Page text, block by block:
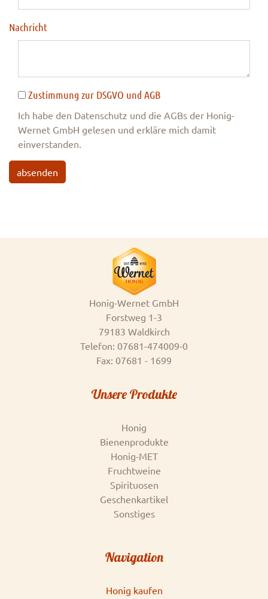
Nachricht
Zustimmung zur DSGVO und AGB
Ich habe den Datenschutz und die AGBs der Honig-
Wernet GmbH gelesen und erkläre mich damit
einverstanden.
absenden
Honig-Wernet GmbH
Forstweg 1-3
79183 Waldkirch
Telefon: 07681-474009-0
Fax: 07681 - 1699
Unsere Produkte
Honig
Bienenprodukte
Honig-MET
Fruchtweine
Spirituosen
Geschenkartikel
Sonstiges
Navigation
Honig kaufen